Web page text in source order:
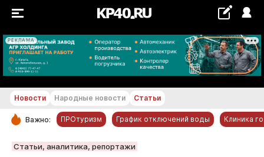
РЕКЛАМА
+28...+29 °С
РУБРИКИ
Новости Народные новости Статьи
Важно: ПРОтуризм График отключений воды Клиника
Статьи, аналитика, репортажи